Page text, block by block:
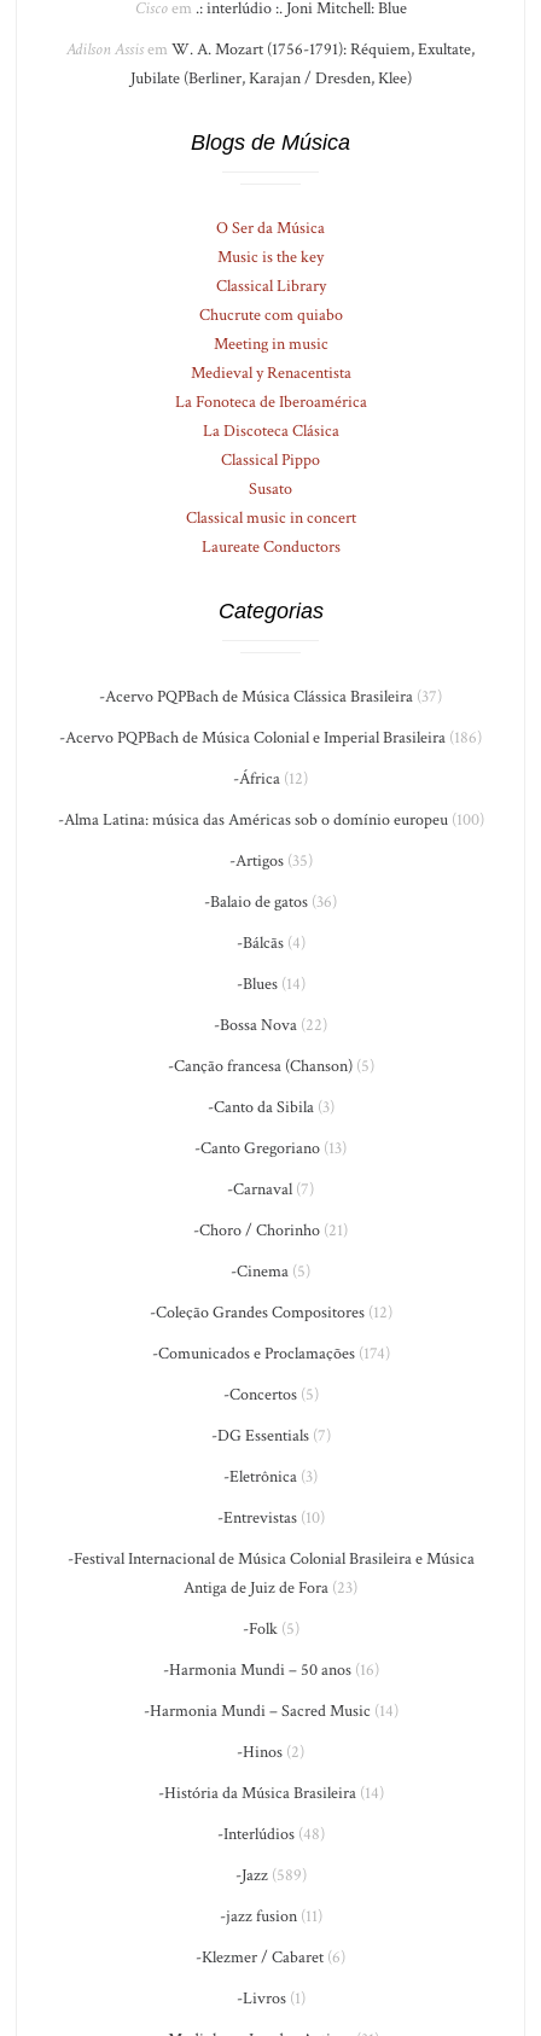
Ciscoem .: interlúdio :. Joni Mitchell: Blue
Adilson Assisem W. A. Mozart (1756-1791): Réquiem, Exultate,
Jubilate (Berliner, Karajan / Dresden, Klee)
Blogs de Música
O Ser da Música
Music is the key
Classical Library
Chucrute com quiabo
Meeting in music
Medieval y Renacentista
La Fonoteca de Iberoamérica
La Discoteca Clásica
Classical Pippo
Susato
Classical music in concert
Laureate Conductors
Categorias
-Acervo PQPBach de Música Clássica Brasileira (37)
-Acervo PQPBach de Música Colonial e Imperial Brasileira (186)
-África (12)
-Alma Latina: música das Américas sob o domínio europeu(100)
-Artigos(35)
-Balaio de gatos (36)
-Bálcãs(4)
-Blues(14)
-Bossa Nova (22)
-Canção francesa (Chanson)(5)
-Canto da Sibila(3)
-Canto Gregoriano (13)
-Carnaval (7)
-Choro / Chorinho (21)
-Cinema (5)
-Coleção Grandes Compositores(12)
-Comunicados e Proclamações(174)
-Concertos(5)
-DG Essentials(7)
-Eletrônica (3)
-Entrevistas(10)
-Festival Internacional de Música Colonial Brasileira e Música
Antiga de Juiz de Fora (23)
-Folk(5)
-Harmonia Mundi – 50 anos(16)
-Harmonia Mundi – Sacred Music (14)
-Hinos (2)
-História da Música Brasileira(14)
-Interlúdios(48)
-Jazz(589)
-jazz fusion(11)
-Klezmer / Cabaret (6)
-Livros(1)